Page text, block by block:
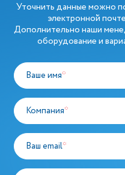
Уточнить данные можно
электронной почте
Дополнительно наши
оборудование и
Ваше имя*
Компания*
Ваш email*